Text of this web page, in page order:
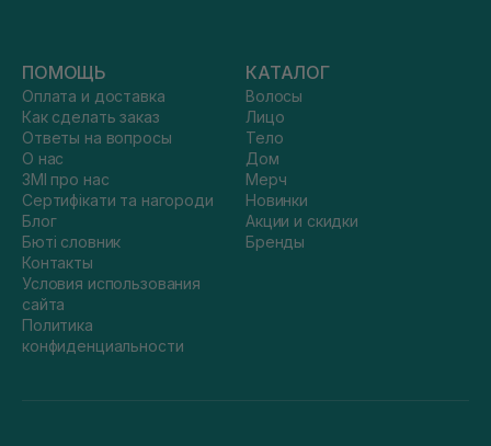
ПОМОЩЬ
Оплата и доставка
Как сделать заказ
Ответы на вопросы
О нас
ЗМІ про нас
Сертифікати та нагороди
Блог
Бюті словник
Контакты
Условия использования
сайта
Политика
конфиденциальности
КАТАЛОГ
Волосы
Лицо
Тело
Дом
Мерч
Новинки
Акции и скидки
Бренды